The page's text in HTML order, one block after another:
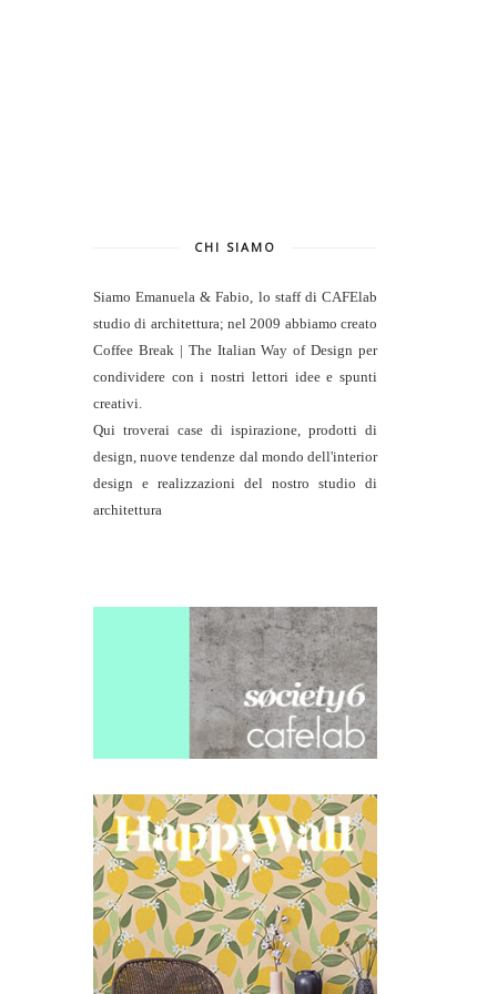
CHI SIAMO
Siamo Emanuela & Fabio, lo staff di CAFElab
studio di architettura; nel 2009 abbiamo creato
Coffee Break | The Italian Way of Design per
condividere con i nostri lettori idee e spunti
creativi.
Qui troverai case di ispirazione, prodotti di
design, nuove tendenze dal mondo dell'interior
design e realizzazioni del nostro studio di
architettura